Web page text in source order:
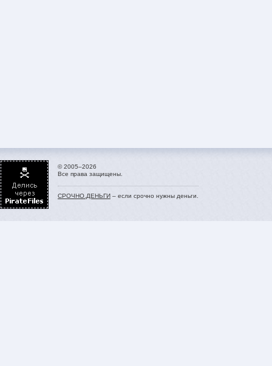
© 2005–2026
Все права защищены.
СРОЧНО.ДЕНЬГИ – если срочно нужны деньги.